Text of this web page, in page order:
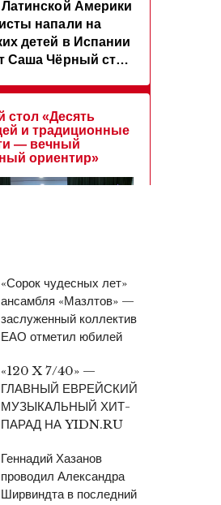
«Сорок чудесных лет»
ансамбля «Мазлтов» —
заслуженный коллектив
ЕАО отметил юбилей
«120 X 7/40» —
ГЛАВНЫЙ ЕВРЕЙСКИЙ
МУЗЫКАЛЬНЫЙ ХИТ-
ПАРАД НА YIDN.RU
Геннадий Хазанов
проводил Александра
Ширвиндта в последний